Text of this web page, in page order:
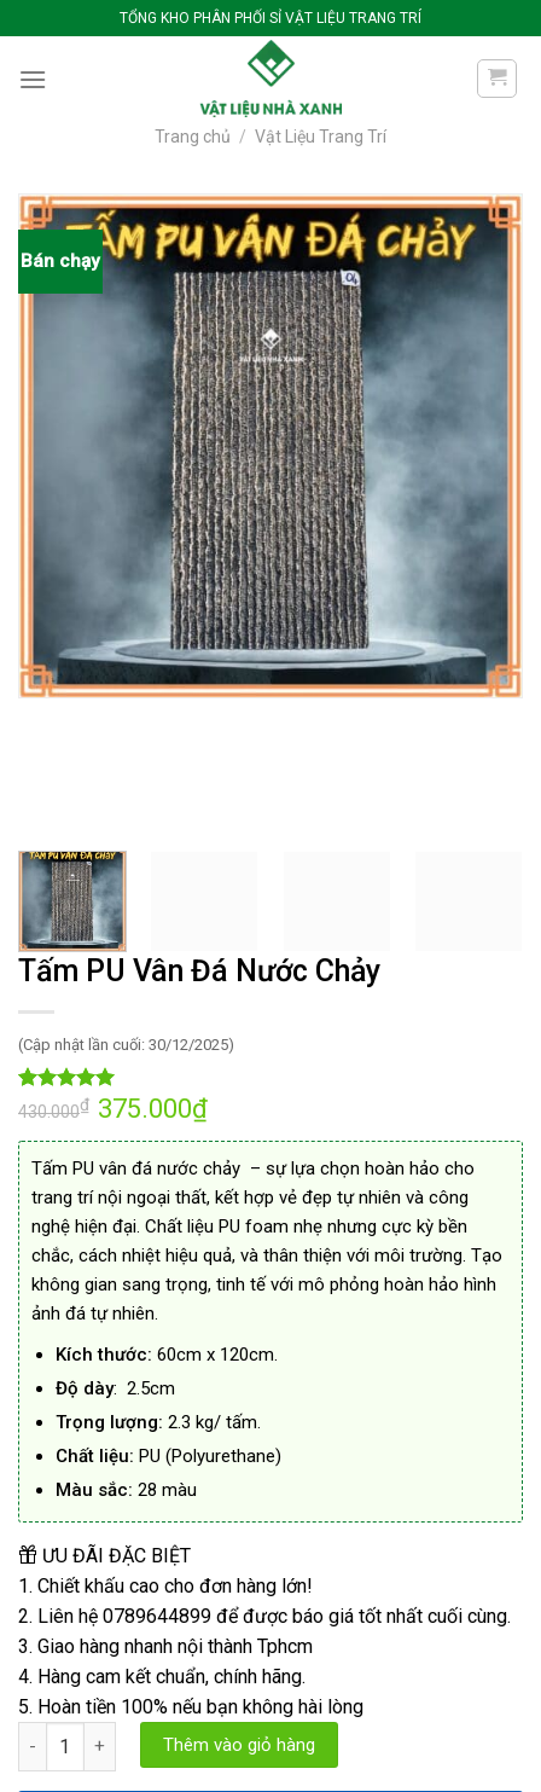
qua
nội
TỔNG KHO PHÂN PHỐI SỈ VẬT LIỆU TRANG TRÍ
Trang chủ / Vật Liệu Trang Trí
Bán chạy
Tấm PU Vân Đá Nước Chảy
(Cập nhật lần cuối: 30/12/2025)
4.98 trên 5
56
đánh giá
430.000₫ Giá
gốc
là:
375.000₫Giá
tại
375.000₫.
Tấm PU vân đá nước chảy – sự lựa chọn hoàn hảo cho
trang trí nội ngoại thất, kết hợp vẻ đẹp tự nhiên và công
nghệ hiện đại. Chất liệu PU foam nhẹ nhưng cực kỳ bền
chắc, cách nhiệt hiệu quả, và thân thiện với môi trường. Tạo
không gian sang trọng, tinh tế với mô phỏng hoàn hảo hình
ảnh đá tự nhiên.
Kích thước: 60cm x 120cm.
Độ dày: 2.5cm
Trọng lượng: 2.3 kg/ tấm.
Chất liệu: PU (Polyurethane)
Màu sắc: 28 màu
ƯU ĐÃI ĐẶC BIỆT
1. Chiết khấu cao cho đơn hàng lớn!
2. Liên hệ 0789644899 để được báo giá tốt nhất cuối cùng.
3. Giao hàng nhanh nội thành Tphcm
4. Hàng cam kết chuẩn, chính hãng.
5. Hoàn tiền 100% nếu bạn không hài lòng
Tấm PU Vân Đá Nước Chảy số lượng
Thêm vào giỏ hàng